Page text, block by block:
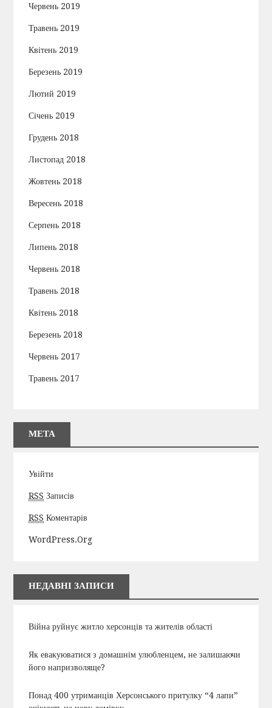
Червень 2019
Травень 2019
Квітень 2019
Березень 2019
Лютий 2019
Січень 2019
Грудень 2018
Листопад 2018
Жовтень 2018
Вересень 2018
Серпень 2018
Липень 2018
Червень 2018
Травень 2018
Квітень 2018
Березень 2018
Червень 2017
Травень 2017
МЕТА
Увійти
RSS Записів
RSS Коментарів
WordPress.org
НЕДАВНІ ЗАПИСИ
Війна руйнує житло херсонців та жителів області
Як евакуюватися з домашнім улюбленцем, не залишаючи
його напризволяще?
Понад 400 утриманців Херсонського притулку “4 лапи”